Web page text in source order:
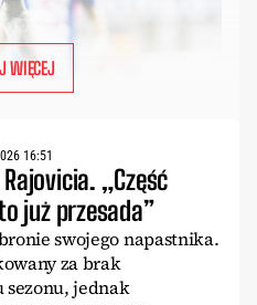
WIĘCEJ
16:51
„Część
już przesada”
swojego napastnika.
za brak
sezonu, jednak